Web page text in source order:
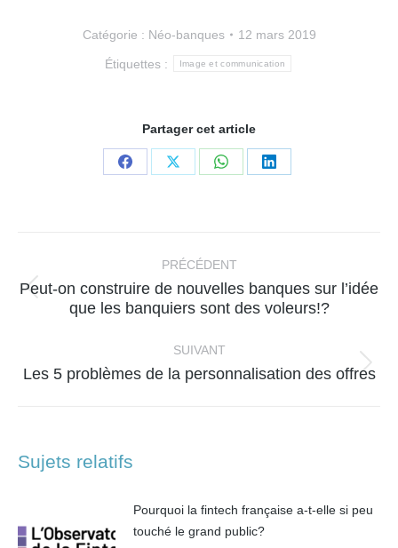
Catégorie : Néo-banques 12 mars 2019
Étiquettes : Image et communication
Partager cet article
PartagerPartagerPartagerPartager
PRÉCÉDENT
Article
précédent
Peut-on construire de nouvelles banques sur l’idée
que les banquiers sont des voleurs!?
SUIVANT
Article
Les 5 problèmes de la personnalisation des offres
Sujets relatifs
Pourquoi la fintech française a-t-elle si peu
touché le grand public?